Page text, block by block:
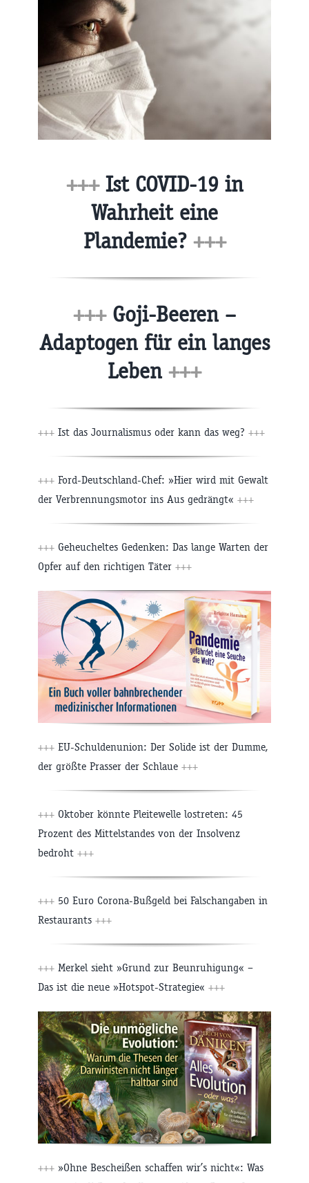
+++Ist COVID-19 in
Wahrheit eine
Plandemie? +++
+++Goji-Beeren –
Adaptogen für ein langes
Leben +++
+++ Ist das Journalismus oder kann das weg? +++
+++ Ford-Deutschland-Chef: »Hier wird mit Gewalt
der Verbrennungsmotor ins Aus gedrängt« +++
+++ Geheucheltes Gedenken: Das lange Warten der
Opfer auf den richtigen Täter +++
+++ EU-Schuldenunion: Der Solide ist der Dumme,
der größte Prasser der Schlaue +++
+++ Oktober könnte Pleitewelle lostreten: 45
Prozent des Mittelstandes von der Insolvenz
bedroht +++
+++ 50 Euro Corona-Bußgeld bei Falschangaben in
Restaurants +++
+++ Merkel sieht »Grund zur Beunruhigung« –
Das ist die neue »Hotspot-Strategie« +++
+++ »Ohne Bescheißen schaffen wir’s nicht«: Was